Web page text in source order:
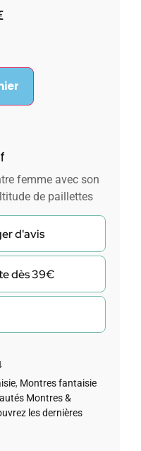
femme avec son
de paillettes
d'avis
dès 39€
, Montres fantaisie
Montres &
les dernières